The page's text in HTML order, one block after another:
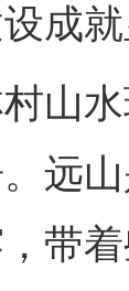
成就
水
远
带